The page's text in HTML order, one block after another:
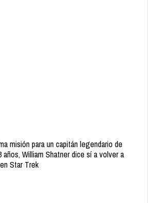
misión para un capitán legendario de
años, William Shatner dice sí a volver a
Star Trek